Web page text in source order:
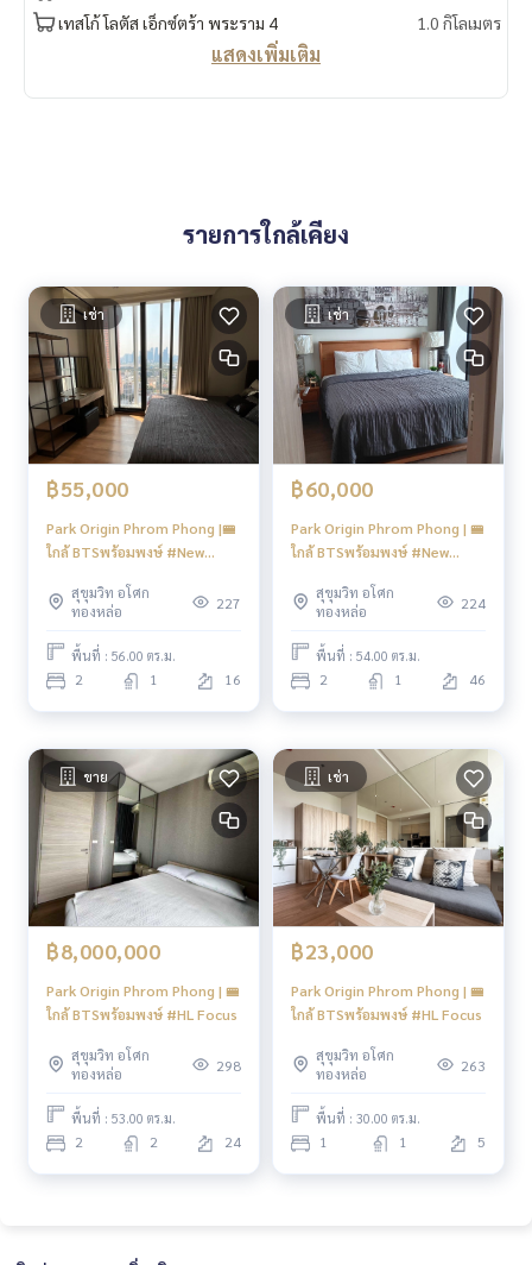
ร้านอาหารในโครงการ
ระบบ Access Control ด้วย Key Card เข้า-ออกอาคาร และพื้นที่
EmQuartier : 700 ม.
BigC พระราม 4 : 1.0 กม.
Miracle Mall : 1.0 กม.
K Village : 1.1 กม.
สวนเพลินมาร์เก็ต : 2.0 กม.
Terminal 21 : 2.0 กม.
โรบินสัน สุขุมวิท : 2.1 กม.
Korean Town : 2.2 กม.
Major Cineplex เอกมัย : 2.2 กม.
Gateway เอกมัย : 2.7 กม.
รร.สาธิต มศว : 2.3 กม.
รร.วัฒนาวิทยาลัย : 2.9 กม.
มหาวิทยาลัยศรีนครินทร์วิโรฒ : 2.9 กม.
ศูนย์ประชุมแห่งชาติสิริกิติ์ : 2.4 กม.
สวนเบญจสิริ : 850 ม.
สวนเบญจกิติ : 3.4 กม
🍥การเดินทาง 🍥
----------------------------------------
You can inbox or dm to ask more information, It’s my pleas
ure to give.
Tel :093-943-4388
What App+6693-943-4388
LINE ID : @BPP2019
#condosukhumvit #sukhumvitcondo #phromphongcond
o #phromphonghouse #2bedroomsphromphong #duplex
condo #duplex #2bedroomphromphong #bigcondo #bigs
emquatier #emporium #condonearphromphong #condon
#highfloorcondo #niceviewcondo
เทสโก้ โลตัส เอ็กซ์ตร้า พระราม 4
1.0 กิโลเมตร
แสดงเพิ่มเติม
รายการใกล้เคียง
เช่า
฿55,000
Park Origin Phrom Phong |🚝
ใกล้ BTSพร้อมพงษ์ #New
สุขุมวิท อโศก
ทองหล่อ
227
พื้นที่ : 56.00 ตร.ม.
2 1 16
เช่า
฿60,000
Park Origin Phrom Phong | 🚝
ใกล้ BTSพร้อมพงษ์ #New
สุขุมวิท อโศก
ทองหล่อ
224
พื้นที่ : 54.00 ตร.ม.
2 1 46
ขาย
฿8,000,000
Park Origin Phrom Phong | 🚝
ใกล้ BTSพร้อมพงษ์ #HL Focus
สุขุมวิท อโศก
ทองหล่อ
298
พื้นที่ : 53.00 ตร.ม.
2 2 24
เช่า
฿23,000
Park Origin Phrom Phong | 🚝
ใกล้ BTSพร้อมพงษ์ #HL Focus
สุขุมวิท อโศก
ทองหล่อ
263
พื้นที่ : 30.00 ตร.ม.
1 1 5